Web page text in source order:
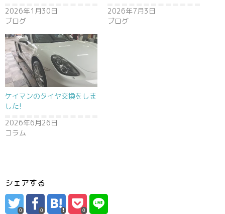
2026年1月30日
ブログ
2026年7月3日
ブログ
ケイマンのタイヤ交換をしま
した!
2026年6月26日
コラム
シェアする
0 0 0